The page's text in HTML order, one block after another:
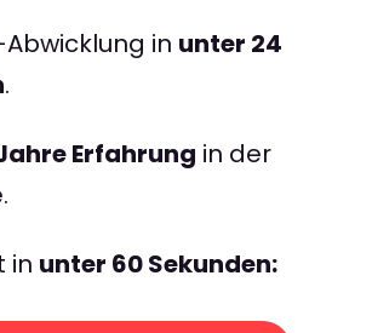
in unter 24
.
Erfahrung in der
in unter 60 Sekunden: